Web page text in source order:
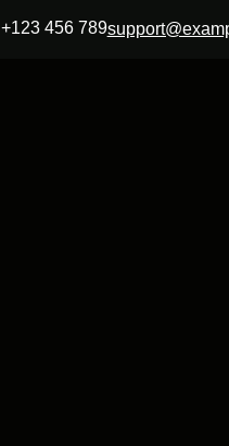
+123 456 789